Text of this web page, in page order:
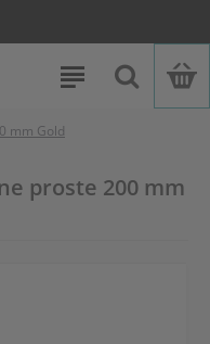
mm Gold
proste 200 mm